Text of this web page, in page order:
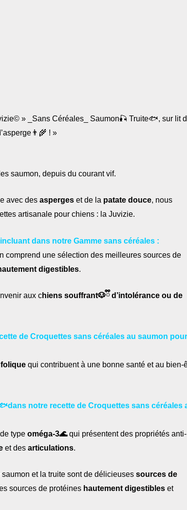
» _Sans Céréales_ Saumon🎣 Truite🐟, sur lit
! »
saumon, depuis du courant vif.
avec des asperges et de la patate douce, nous
artisanale pour chiens : la Juvizie.
dans notre Gamme sans céréales :
comprend une sélection des meilleures sources de
digestibles.
aux chiens souffrant🐶ྀི d’intolérance ou de
de Croquettes sans céréales au saumon pour
qui contribuent à une bonne santé et au bien-
dans notre recette de Croquettes sans céréales
type oméga-3🌊qui présentent des propriétés anti-
et des articulations.
saumon et la truite sont de délicieuses sources de
sources de protéines hautement digestibles et